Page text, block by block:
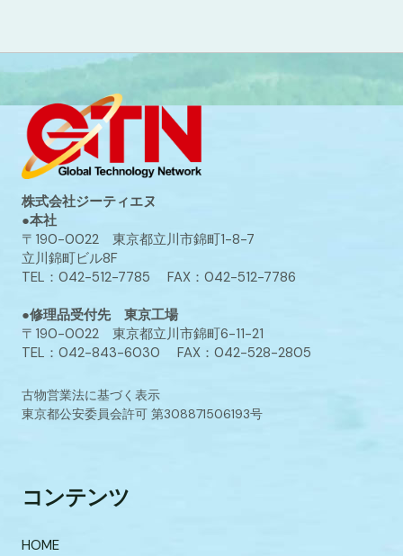
株式会社ジーティエヌ
●本社
〒190-0022 東京都立川市錦町1-8-7
立川錦町ビル8F
TEL：042-512-7785 FAX：042-512-7786
●修理品受付先 東京工場
〒190-0022 東京都立川市錦町6-11-21
TEL：042-843-6030 FAX：042-528-2805
古物営業法に基づく表示
東京都公安委員会許可 第308871506193号
コンテンツ
HOME